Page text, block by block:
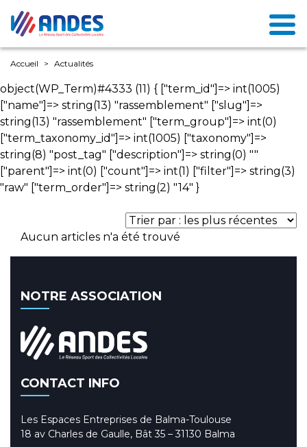
Accueil Actualités
object(WP_Term)#4333 (11) { ["term_id"]=> int(1005)
["name"]=> string(13) "rassemblement" ["slug"]=>
string(13) "rassemblement" ["term_group"]=> int(0)
["term_taxonomy_id"]=> int(1005) ["taxonomy"]=>
string(8) "post_tag" ["description"]=> string(0) ""
["parent"]=> int(0) ["count"]=> int(1) ["filter"]=> string(3)
"raw" ["term_order"]=> string(2) "14" }
Aucun articles n'a été trouvé
NOTRE ASSOCIATION
CONTACT INFO
Les Espaces Entreprises de Balma-Toulouse
18 av Charles de Gaulle, Bât 35 – 31130 Balma